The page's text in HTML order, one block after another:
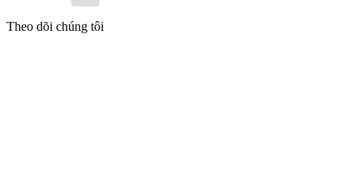
Theo dõi chúng tôi